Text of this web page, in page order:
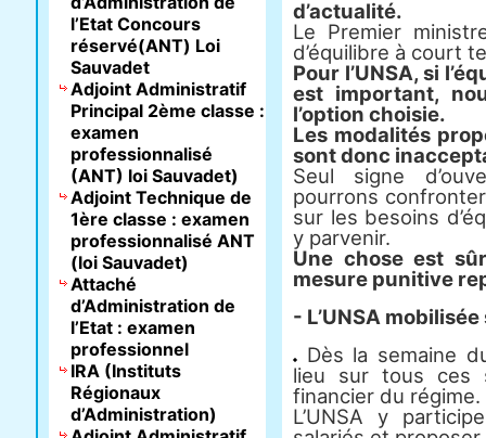
d’actualité.
Le Premier
d’équilibre à court
Pour l’UNSA, si
est important,
l’option choisie.
Les modalités
sont donc
Seul signe
pourrons
sur les besoins
y parvenir.
Une chose est
mesure punitive
- L’UNSA
Dès la semaine
lieu sur tous ces
financier du régime.
L’UNSA y
l’Etat Concours
réservé(ANT) Loi
Sauvadet
Adjoint Administratif
Principal 2ème classe :
examen
professionnalisé
(ANT) loi Sauvadet)
Adjoint Technique de
1ère classe : examen
professionnalisé ANT
(loi Sauvadet)
Attaché
d’Administration de
l’Etat : examen
professionnel
IRA (Instituts
Régionaux
d’Administration)